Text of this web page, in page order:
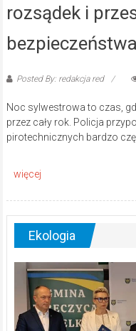
rozsądek i
bezpieczeństwa
Posted By: redakcja red
Noc sylwestrowa to czas,
przez cały rok. Policja
pirotechnicznych bardzo
Ekologia